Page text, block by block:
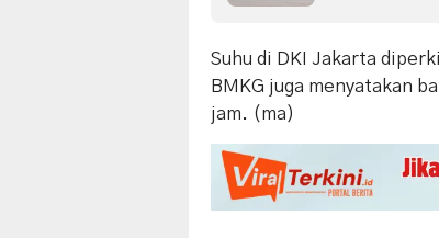
Suhu di DKI Jakarta
BMKG juga menyatakan
jam. (ma)